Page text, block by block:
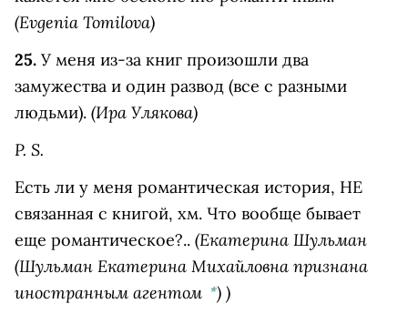
(Evgenia Tomilova)
25. У меня из-за книг произошли два
замужества и один развод (все с разными
людьми). (Ира Улякова)
P. S.
Есть ли у меня романтическая история, НЕ
связанная с книгой, хм. Что вообще бывает
еще романтическое?.. (Екатерина Шульман
(Шульман Екатерина Михайловна признана
иностранным агентом *) )